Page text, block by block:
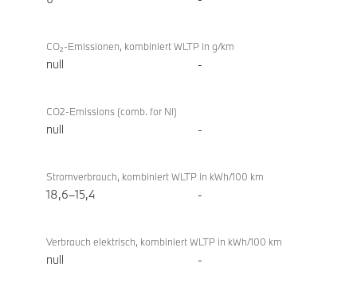
CO₂-Emissionen, kombiniert WLTP in g/km
null -
CO2-Emissions (comb. for NI)
null -
Stromverbrauch, kombiniert WLTP in kWh/100 km
18,6–15,4 -
Verbrauch elektrisch, kombiniert WLTP in kWh/100 km
null -